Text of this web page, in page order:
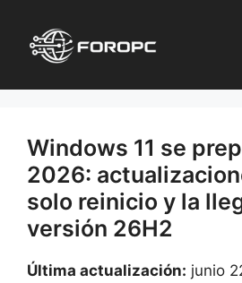
contenido
Windows 11 se
2026:
solo reinicio y la
versión 26H2
Última actualización: junio